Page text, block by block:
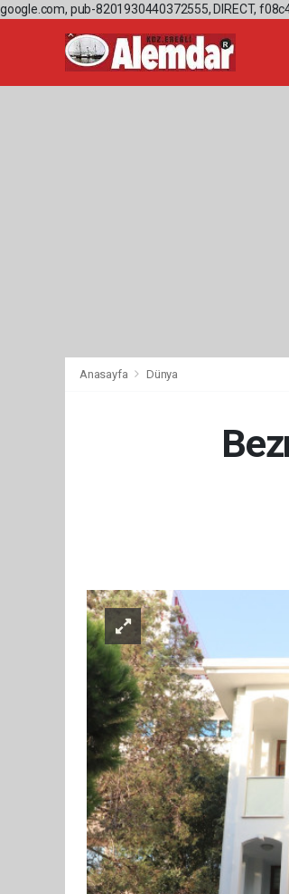
google.com, pub-8201930440372555, DIRECT,
Anasayfa Dünya